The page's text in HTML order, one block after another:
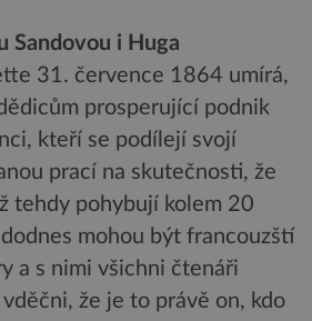
Sandovou i Huga
31. července 1864 umírá,
prosperující podnik
kteří se podílejí svojí
prací na skutečnosti, že
tehdy pohybují kolem 20
mohou být francouzští
a s nimi všichni čtenáři
že je to právě on, kdo